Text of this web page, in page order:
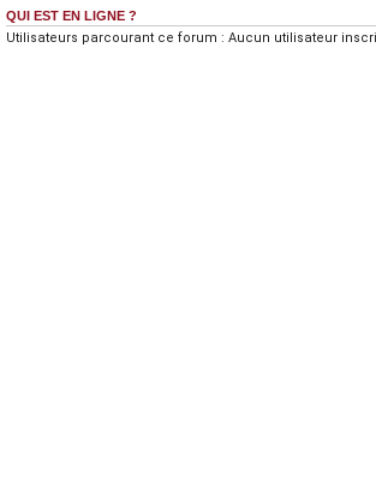
QUI EST EN LIGNE ?
Utilisateurs parcourant ce forum : Aucun utilisateur